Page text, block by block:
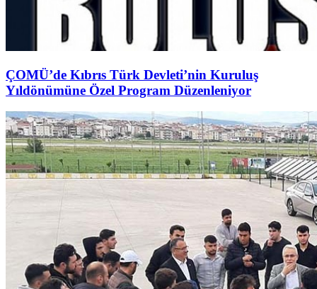
ÇOMÜ’de Kıbrıs Türk Devleti’nin Kuruluş
Yıldönümüne Özel Program Düzenleniyor